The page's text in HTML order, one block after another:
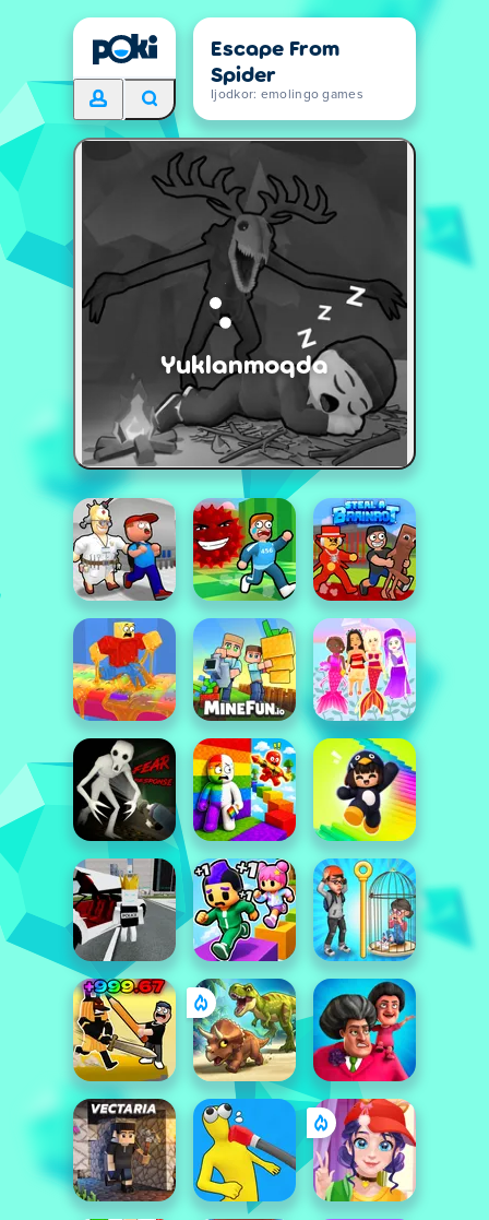
Escape From
Spider
Ijodkor: emolingo games
Yuklanmoqda